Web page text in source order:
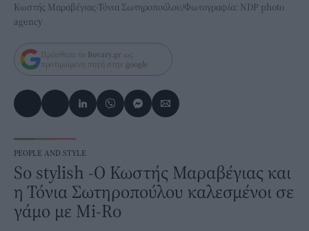
Κωστής Μαραβέγιας-Τόνια Σωτηροπούλου/Φωτογραφία: NDP photo
agency
Πρόσθεσε το Bovary.gr ως
προτιμώμενη πηγή στην google
PEOPLE AND STYLE
So stylish -O Κωστής Μαραβέγιας και
η Τόνια Σωτηροπούλου καλεσμένοι σε
γάμο με Mi-Ro